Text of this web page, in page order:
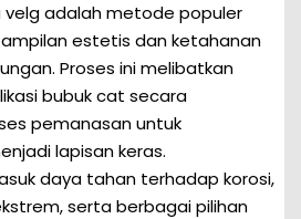
adalah metode populer
estetis dan ketahanan
Proses ini melibatkan
bubuk cat secara
pemanasan untuk
lapisan keras.
daya tahan terhadap korosi,
serta berbagai pilihan